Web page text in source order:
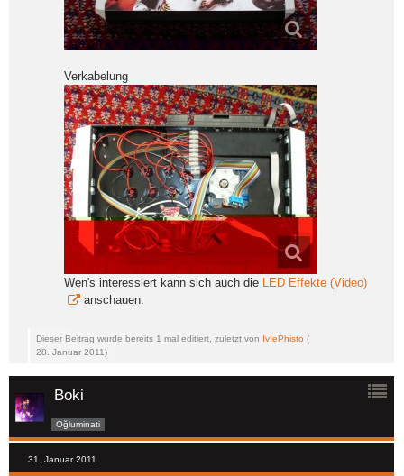
Verkabelung
Wen's interessiert kann sich auch die LED Effekte (Video)
anschauen.
Dieser Beitrag wurde bereits 1 mal editiert, zuletzt von IvIePhisto (
28. Januar 2011)
Boki
Oğluminati
31. Januar 2011